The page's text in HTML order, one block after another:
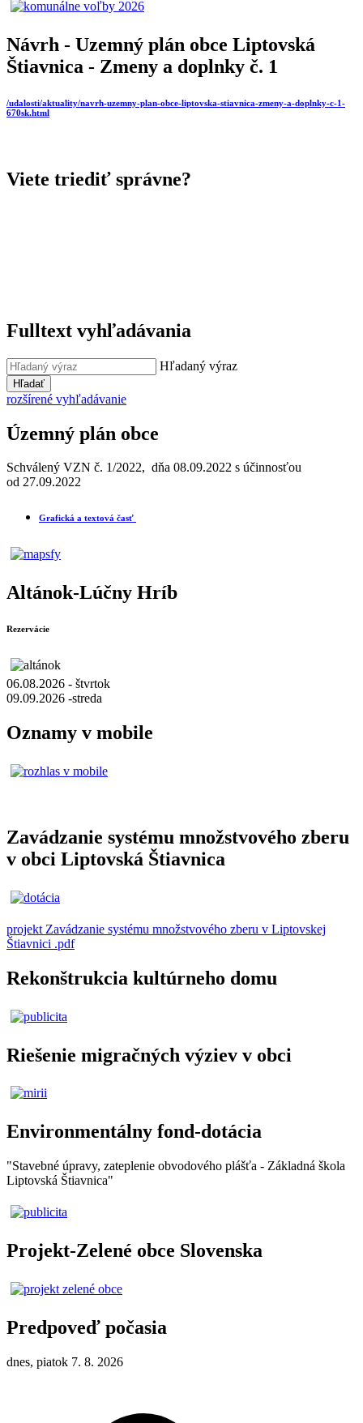
Návrh - Uzemný plán obce Liptovská
Štiavnica - Zmeny a doplnky č. 1
/udalosti/aktuality/navrh-uzemny-plan-obce-liptovska-stiavnica-zmeny-a-doplnky-c-1-
670sk.html
Viete triediť správne?
Fulltext vyhľadávania
Hľadaný výraz
Hľadať
rozšírené vyhľadávanie
Územný plán obce
Schválený VZN č. 1/2022, dňa 08.09.2022 s účinnosťou
od 27.09.2022
Grafická a textová časť
Altánok-Lúčny Hríb
Rezervácie
06.08.2026 - štvrtok
09.09.2026 -streda
Oznamy v mobile
Zavádzanie systému množstvového zberu
v obci Liptovská Štiavnica
projekt Zavádzanie systému množstvového zberu v Liptovskej
Štiavnici .pdf
Rekonštrukcia kultúrneho domu
Riešenie migračných výziev v obci
Environmentálny fond-dotácia
"Stavebné úpravy, zateplenie obvodového plášťa - Základná škola
Liptovská Štiavnica"
Projekt-Zelené obce Slovenska
Predpoveď počasia
dnes, piatok 7. 8. 2026